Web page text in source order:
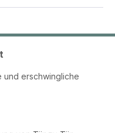
und erschwingliche